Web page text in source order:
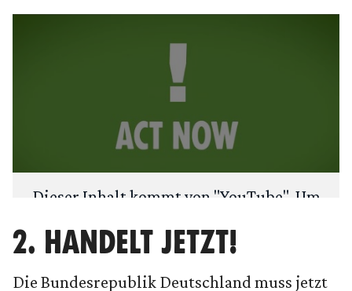
Dieser Inhalt kommt von "YouTube". Um
wir zuerst: Möchtest du den Inhalt laden?
ANSEHEN IMMER LADEN
2. HANDELT JETZT!
Die Bundesrepublik Deutschland muss jetzt